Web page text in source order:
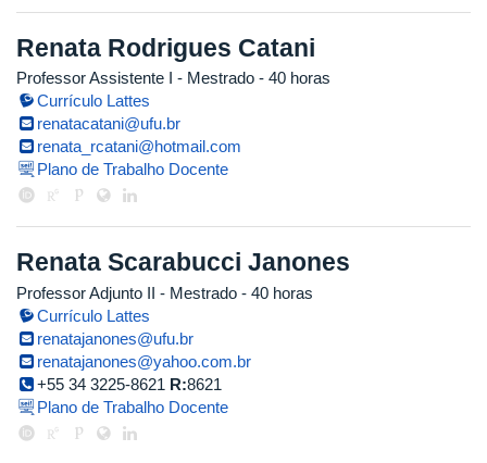
Renata Rodrigues Catani
Professor Assistente I - Mestrado - 40 horas
Currículo Lattes
renatacatani@ufu.br
renata_rcatani@hotmail.com
Plano de Trabalho Docente
Renata Scarabucci Janones
Professor Adjunto II - Mestrado - 40 horas
Currículo Lattes
renatajanones@ufu.br
renatajanones@yahoo.com.br
+55 34 3225-8621 R:8621
Plano de Trabalho Docente